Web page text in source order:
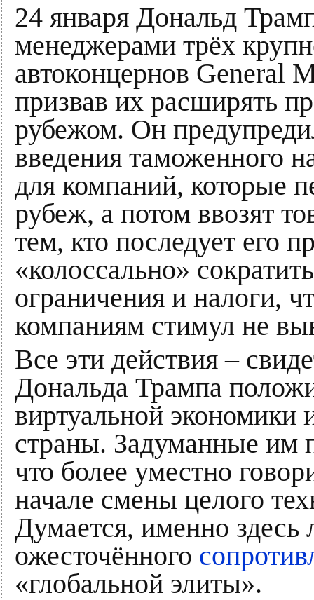
24 января Дональд
менеджерами трёх
автоконцернов General
призвав их расширять
рубежом. Он
введения таможенного
для компаний, которые
рубеж, а потом ввозят
тем, кто последует его
«колоссально»
ограничения и налоги,
компаниям стимул не
Все эти действия –
Дональда Трампа
виртуальной экономики
страны. Задуманные им
что более уместно
начале смены целого
Думается, именно
ожесточённого
«глобальной элиты».